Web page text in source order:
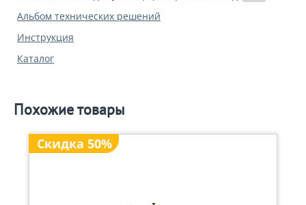
Альбом технических решений
Инструкция
Каталог
Похожие товары
Скидка 50%